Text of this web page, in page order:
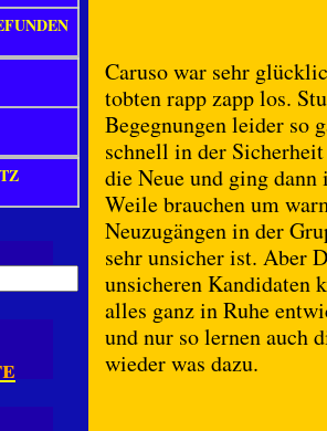
Caruso war sehr
tobten rapp zapp los.
Begegnungen leider so
schnell in der Sicherheit
die Neue und ging
Weile brauchen um
Neuzugängen in der
sehr unsicher ist. Aber
unsicheren Kandidaten
alles ganz in Ruhe
und nur so lernen auch
wieder was dazu.